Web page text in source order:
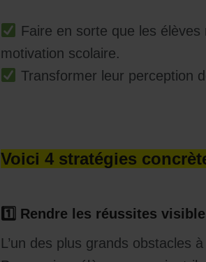
Faire en sorte que les
motivation scolaire.
Transformer leur perception
Voici 4 stratégies
1 Rendre les réussites
L’un des plus grands obstacles